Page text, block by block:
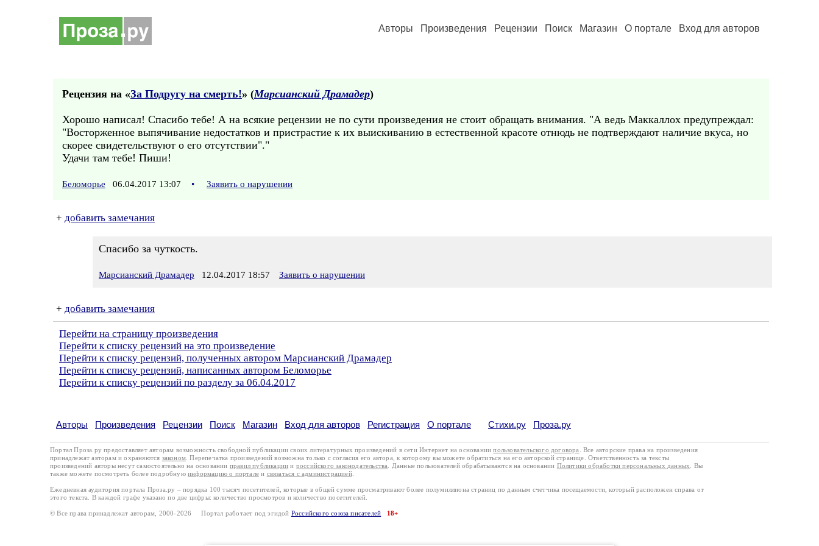
Авторы Произведения Рецензии Поиск Магазин О портале Вход для авторов
Рецензия на «За Подругу на смерть!» (Марсианский Драмадер)
Хорошо написал! Спасибо тебе! А на всякие рецензии не по сути произведения не стоит обращать внимания. "А ведь Маккаллох предупреждал:
"Восторженное выпячивание недостатков и пристрастие к их выискиванию в естественной красоте отнюдь не подтверждают наличие вкуса, но
скорее свидетельствуют о его отсутствии"."
Удачи там тебе! Пиши!
Беломорье 06.04.2017 13:07 • Заявить о нарушении
+ добавить замечания
Спасибо за чуткость.
Марсианский Драмадер 12.04.2017 18:57 Заявить о нарушении
+ добавить замечания
Перейти на страницу произведения
Перейти к списку рецензий на это произведение
Перейти к списку рецензий, полученных автором Марсианский Драмадер
Перейти к списку рецензий, написанных автором Беломорье
Перейти к списку рецензий по разделу за 06.04.2017
Авторы Произведения Рецензии Поиск Магазин Вход для авторов Регистрация О портале Стихи.ру Проза.ру
Портал Проза.ру предоставляет авторам возможность свободной публикации своих литературных произведений в сети Интернет на основаниипользовательского договора
. Все авторские права на произведения
принадлежат авторам и охраняются законом . Перепечатка произведений возможна только с согласия его автора, к которому вы можете обратиться на его авторской странице. Ответственность за тексты
произведений авторы несут самостоятельно на основании правил публикации и российского законодательства . Данные пользователей обрабатываются на основании Политики обработки персональных данных
. Вы
также можете посмотреть более подробную информацию о портале и связаться с администрацией.
Ежедневная аудитория портала Проза.ру – порядка 100 тысяч посетителей, которые в общей сумме просматривают более полумиллиона страниц по данным счетчика посещаемости, который расположен справа от
этого текста. В каждой графе указано по две цифры: количество просмотров и количество посетителей.
© Все права принадлежат авторам, 2000-2026 Портал работает под эгидой Российского союза писателей 18+